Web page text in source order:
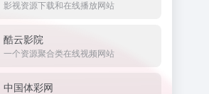
影视资源下载和在线播放网站
酷云影院
一个资源聚合类在线视频网站
中国体彩网